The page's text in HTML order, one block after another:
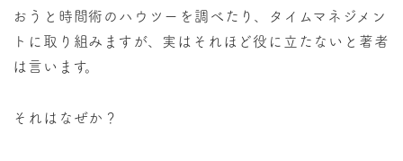
おうと時間術のハウツーを調べたり、タイムマネジメン
トに取り組みますが、実はそれほど役に立たないと著者
は言います。
それはなぜか？